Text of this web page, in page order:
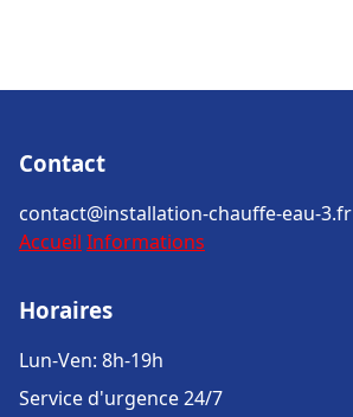
Contact
contact@installation-chauffe-eau-3.fr
Accueil Informations
Horaires
Lun-Ven: 8h-19h
Service d'urgence 24/7